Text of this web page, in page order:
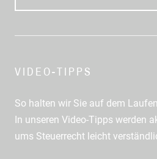
VIDEO-TIPPS
So halten wir Sie auf dem
In unseren Video-Tipps werden
ums Steuerrecht leicht